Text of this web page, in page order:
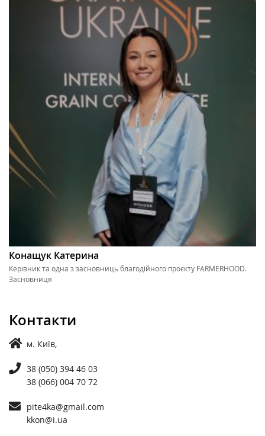
Конащук Катерина
Керівник та одна з засновниць благодійного проєкту FARMERHOOD.
Засновниця
Контакти
м. Київ,
38 (050) 394 46 03
38 (066) 004 70 72
pite4ka@gmail.com
kkon@i.ua